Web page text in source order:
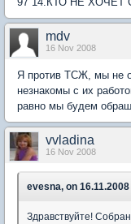
mdv
16 Nov 2008
Я против ТСЖ, мы не
незнакомы с их
равно мы будем
vvladina
16 Nov 2008
evesna, on
Здравствуйте!